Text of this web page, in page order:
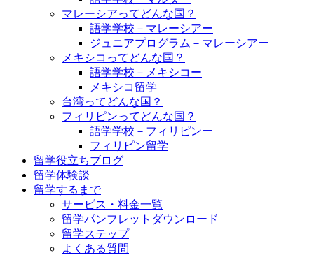
マレーシアってどんな国？
語学学校－マレーシアー
ジュニアプログラム－マレーシアー
メキシコってどんな国？
語学学校－メキシコー
メキシコ留学
台湾ってどんな国？
フィリピンってどんな国？
語学学校－フィリピンー
フィリピン留学
留学役立ちブログ
留学体験談
留学するまで
サービス・料金一覧
留学パンフレットダウンロード
留学ステップ
よくある質問